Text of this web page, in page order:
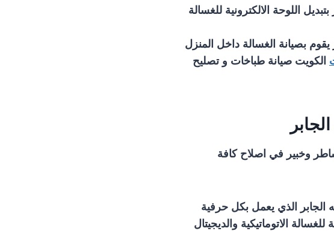
اللوحة الالكترونية للغسالة
بصيانة الغسالة داخل المنزل
الكويت صيانة طباخات و تصليح
وخبير في اصلاح كافة
الجابر الذي يعمل بكل حرفية
الاتوماتيكية والديجيتال